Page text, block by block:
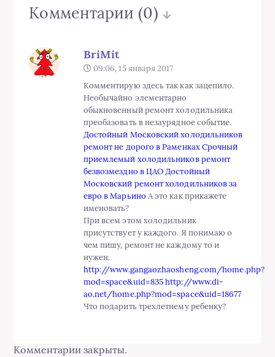
Комментарии (0)
BriMit
09:06, 15 января 2017
Комментирую здесь так как зацепило.
Необычайно элементарно
обыкновенный ремонт холодильника
преобазовать в незаурядное событие.
Достойный Московский холодильников
ремонт не дорого в РаменкахСрочный
приемлемый холодильников ремонт
безвозмездно в ЦАОДостойный
Московский ремонт холодильников за
евро в Марьино А это как прикажете
именовать?
При всем этом холодильник
присутствует у каждого. Я понимаю о
чем пишу, ремонт не каждому то и
нужен.
http://www.gangaozhaosheng.com/home.php?
mod=space&uid=835http://www.di-
ao.net/home.php?mod=space&uid=18677
Что подарить трехлетнему ребенку?
Комментарии закрыты.